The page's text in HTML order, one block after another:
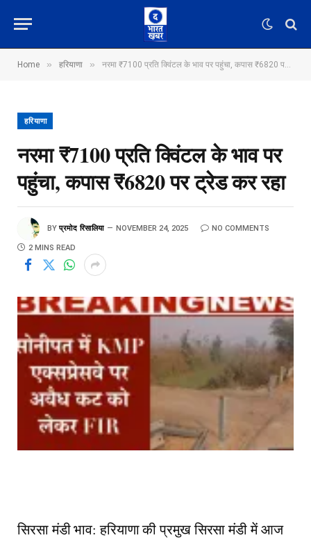
Home » हरियाणा » नरमा ₹7100 प्रति क्विंटल के भाव पर पहुंचा, कपास ₹6820 पर ट्रेड कर रहा
हरियाणा
नरमा ₹7100 प्रति क्विंटल के भाव पर
पहुंचा, कपास ₹6820 पर ट्रेड कर रहा
BY प्रमोद रिसालिया NOVEMBER 24, 2025 NO COMMENTS
2 MINS READ
सिरसा मंडी भाव: हरियाणा की प्रमुख सिरसा मंडी में आज